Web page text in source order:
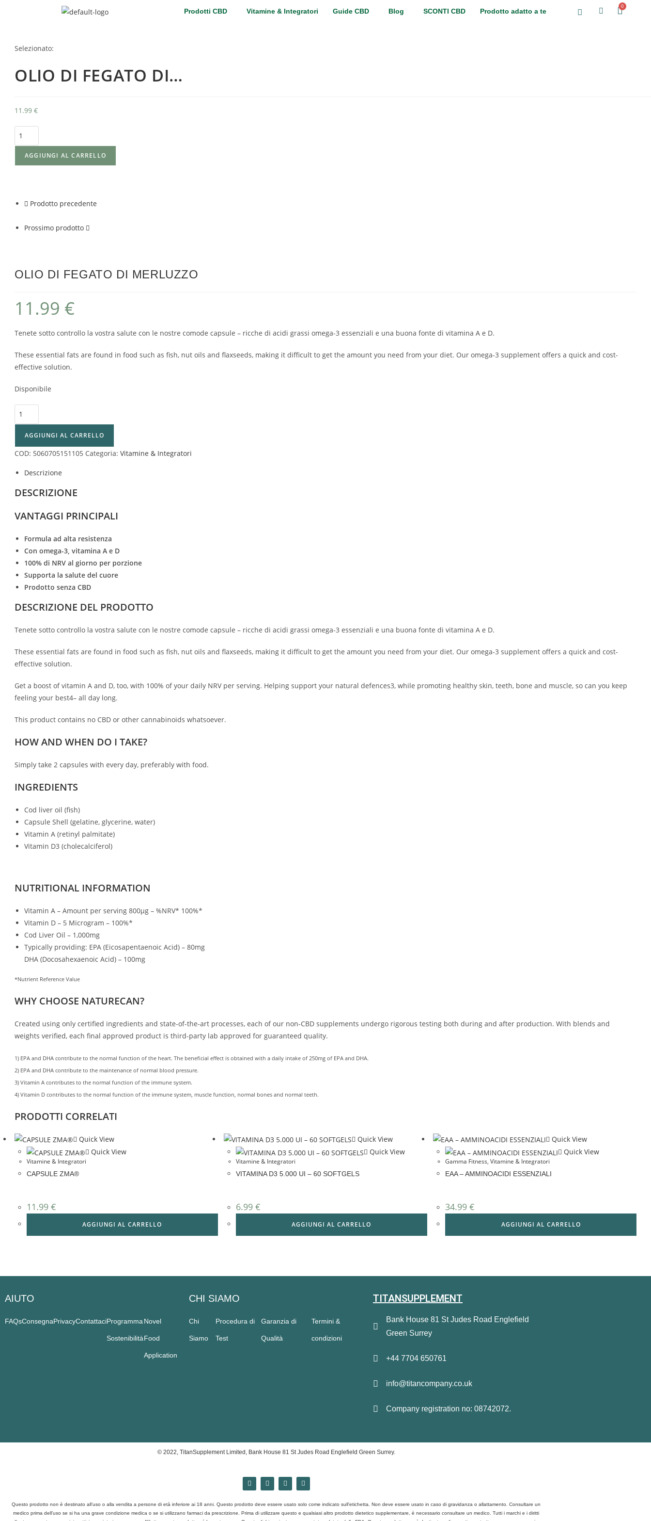
Prodotti CBD Vitamine & Integratori Guide CBD Blog SCONTI CBD Prodotto adatto a te
Selezionato:
OLIO DI FEGATO DI…
11.99 €
AGGIUNGI AL CARRELLO
Prodotto precedente
Prossimo prodotto
OLIO DI FEGATO DI MERLUZZO
11.99 €
Tenete sotto controllo la vostra salute con le nostre comode capsule – ricche di acidi grassi omega-3 essenziali e una buona fonte di vitamina A e D.
These essential fats are found in food such as fish, nut oils and flaxseeds, making it difficult to get the amount you need from your diet. Our omega-3 supplement offers a quick and cost-
effective solution.
Disponibile
AGGIUNGI AL CARRELLO
COD: 5060705151105 Categoria: Vitamine & Integratori
Descrizione
DESCRIZIONE
VANTAGGI PRINCIPALI
Formula ad alta resistenza
Con omega-3, vitamina A e D
100% di NRV al giorno per porzione
Supporta la salute del cuore
Prodotto senza CBD
DESCRIZIONE DEL PRODOTTO
Tenete sotto controllo la vostra salute con le nostre comode capsule – ricche di acidi grassi omega-3 essenziali e una buona fonte di vitamina A e D.
These essential fats are found in food such as fish, nut oils and flaxseeds, making it difficult to get the amount you need from your diet. Our omega-3 supplement offers a quick and cost-
effective solution.
Get a boost of vitamin A and D, too, with 100% of your daily NRV per serving. Helping support your natural defences3, while promoting healthy skin, teeth, bone and muscle, so can you keep
feeling your best4– all day long.
This product contains no CBD or other cannabinoids whatsoever.
HOW AND WHEN DO I TAKE?
Simply take 2 capsules with every day, preferably with food.
INGREDIENTS
Cod liver oil (fish)
Capsule Shell (gelatine, glycerine, water)
Vitamin A (retinyl palmitate)
Vitamin D3 (cholecalciferol)
NUTRITIONAL INFORMATION
Vitamin A – Amount per serving 800μg – %NRV* 100%*
Vitamin D – 5 Microgram – 100%*
Cod Liver Oil – 1,000mg
Typically providing: EPA (Eicosapentaenoic Acid) – 80mg
DHA (Docosahexaenoic Acid) – 100mg
*Nutrient Reference Value
WHY CHOOSE NATURECAN?
Created using only certified ingredients and state-of-the-art processes, each of our non-CBD supplements undergo rigorous testing both during and after production. With blends and
weights verified, each final approved product is third-party lab approved for guaranteed quality.
1) EPA and DHA contribute to the normal function of the heart. The beneficial effect is obtained with a daily intake of 250mg of EPA and DHA.
2) EPA and DHA contribute to the maintenance of normal blood pressure.
3) Vitamin A contributes to the normal function of the immune system.
4) Vitamin D contributes to the normal function of the immune system, muscle function, normal bones and normal teeth.
PRODOTTI CORRELATI
Quick View
Quick View
Vitamine & Integratori
CAPSULE ZMA®
11.99 €
AGGIUNGI AL CARRELLO
Quick View
Quick View
Vitamine & Integratori
VITAMINA D3 5.000 UI – 60 SOFTGELS
6.99€
AGGIUNGI AL CARRELLO
Quick View
Quick View
Gamma Fitness,Vitamine & Integratori
EAA – AMMINOACIDI ESSENZIALI
34.99€
AGGIUNGI AL CARRELLO
AIUTO
FAQsConsegnaPrivacyContattaciProgramma
Sostenibilità
Novel
Food
Application
CHI SIAMO
Chi
Siamo
Procedura di
Test
Garanzia di
Qualità
Termini &
condizioni
TITANSUPPLEMENT
Bank House 81 St Judes Road Englefield
Green Surrey
+44 7704 650761
info@titancompany.co.uk
Company registration no: 08742072.
© 2022, TitanSupplement Limited, Bank House 81 St Judes Road Englefield Green Surrey.
Questo prodotto non è destinato all’uso o alla vendita a persone di età inferiore ai 18 anni. Questo prodotto deve essere usato solo come indicato sull’etichetta. Non deve essere usato in caso di gravidanza o allattamento. Consultare un
medico prima dell’uso se si ha una grave condizione medica o se si utilizzano farmaci da prescrizione. Prima di utilizzare questo e qualsiasi altro prodotto dietetico supplementare, è necessario consultare un medico. Tutti i marchi e i diritti